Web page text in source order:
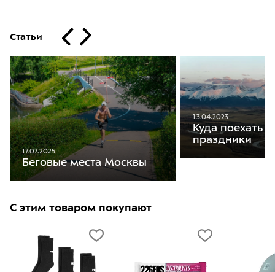
Статьи
17.07.2025
Беговые места Москвы
13.04.2023
Куда поехать
праздники
С этим товаром покупают